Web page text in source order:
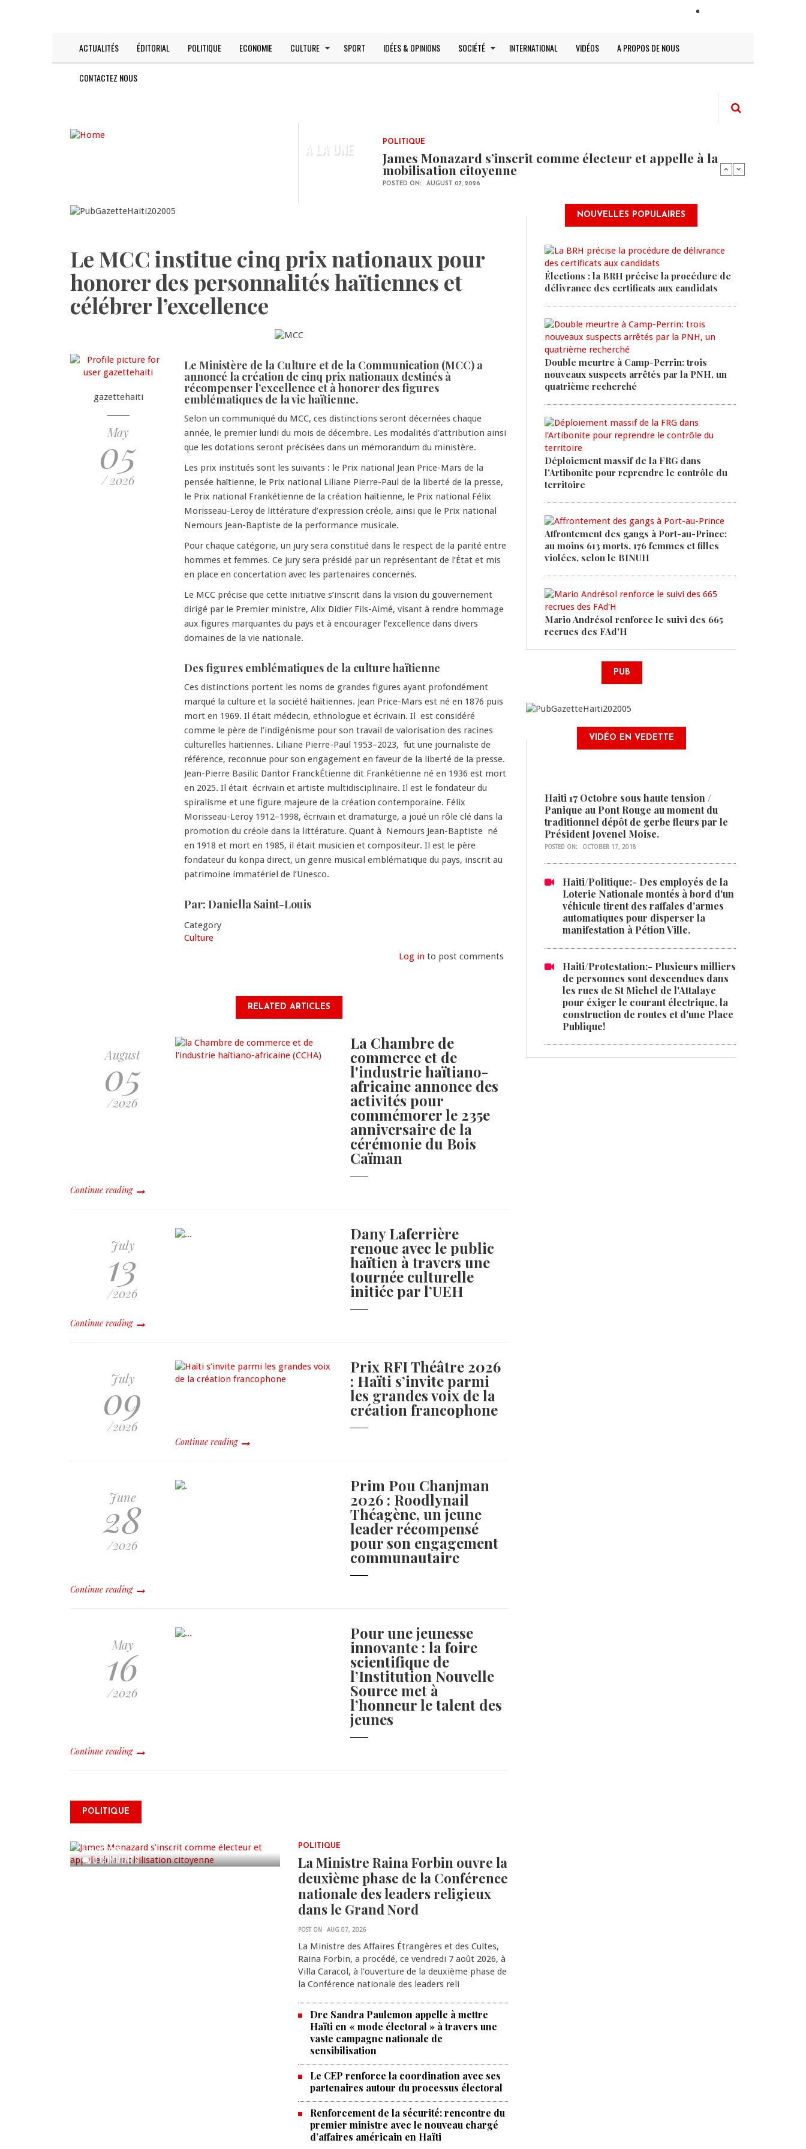
Main
navigation
ACTUALITÉS ÉDITORIAL POLITIQUE ECONOMIE CULTURE SPORT IDÉES & OPINIONS SOCIÉTÉ INTERNATIONAL VIDÉOS A PROPOS DE NOUS
CONTACTEZ NOUS
A LA UNE POLITIQUE
James Monazard s’inscrit comme électeur et appelle à la
mobilisation citoyenne
POSTED ON: AUGUST 07, 2026
Le MCC institue cinq prix nationaux pour
honorer des personnalités haïtiennes et
célébrer l’excellence
gazettehaiti
May
05
/ 2026
Le Ministère de la Culture et de la Communication (MCC) a
annoncé la création de cinq prix nationaux destinés à
récompenser l’excellence et à honorer des figures
emblématiques de la vie haïtienne.
Selon un communiqué du MCC, ces distinctions seront décernées chaque
année, le premier lundi du mois de décembre. Les modalités d’attribution ainsi
que les dotations seront précisées dans un mémorandum du ministère.
Les prix institués sont les suivants : le Prix national Jean Price-Mars de la
pensée haïtienne, le Prix national Liliane Pierre-Paul de la liberté de la presse,
le Prix national Frankétienne de la création haïtienne, le Prix national Félix
Morisseau-Leroy de littérature d’expression créole, ainsi que le Prix national
Nemours Jean-Baptiste de la performance musicale.
Pour chaque catégorie, un jury sera constitué dans le respect de la parité entre
hommes et femmes. Ce jury sera présidé par un représentant de l’État et mis
en place en concertation avec les partenaires concernés.
Le MCC précise que cette initiative s’inscrit dans la vision du gouvernement
dirigé par le Premier ministre, Alix Didier Fils-Aimé, visant à rendre hommage
aux figures marquantes du pays et à encourager l’excellence dans divers
domaines de la vie nationale.
Des figures emblématiques de la culture haïtienne
Ces distinctions portent les noms de grandes figures ayant profondément
marqué la culture et la société haïtiennes. Jean Price-Mars est né en 1876 puis
mort en 1969. Il était médecin, ethnologue et écrivain. Il est considéré
comme le père de l’indigénisme pour son travail de valorisation des racines
culturelles haïtiennes. Liliane Pierre-Paul 1953–2023, fut une journaliste de
référence, reconnue pour son engagement en faveur de la liberté de la presse.
Jean-Pierre Basilic Dantor FranckÉtienne dit Frankétienne né en 1936 est mort
en 2025. Il était écrivain et artiste multidisciplinaire. Il est le fondateur du
spiralisme et une figure majeure de la création contemporaine. Félix
Morisseau-Leroy 1912–1998, écrivain et dramaturge, a joué un rôle clé dans la
promotion du créole dans la littérature. Quant à Nemours Jean-Baptiste né
en 1918 et mort en 1985, il était musicien et compositeur. Il est le père
fondateur du konpa direct, un genre musical emblématique du pays, inscrit au
patrimoine immatériel de l’Unesco.
Par: Daniella Saint-Louis
Category
Culture
Log into post comments
RELATED ARTICLES
August
05
/2026
La Chambre de
commerce et de
l'industrie haïtiano-
africaine annonce des
activités pour
commémorer le 235e
anniversaire de la
cérémonie du Bois
Caïman
Continue reading
July
13
/2026
Dany Laferrière
renoue avec le public
haïtien à travers une
tournée culturelle
initiée par l’UEH
Continue reading
July
09
/2026
Prix RFI Théâtre 2026
: Haïti s’invite parmi
les grandes voix de la
création francophone
Continue reading
June
28
/2026
Prim Pou Chanjman
2026 : Roodlynail
Théagène, un jeune
leader récompensé
pour son engagement
communautaire
Continue reading
May
16
/2026
Pour une jeunesse
innovante : la foire
scientifique de
l’Institution Nouvelle
Source met à
l’honneur le talent des
jeunes
Continue reading
POLITIQUE
0 COMMENTS
James Monazard s’inscrit
comme électeur et appelle à
AUG 07, 2026
POLITIQUE
La Ministre Raina Forbin ouvre la
deuxième phase de la Conférence
nationale des leaders religieux
dans le Grand Nord
POST ON AUG 07, 2026
La Ministre des Affaires Étrangères et des Cultes,
Raina Forbin, a procédé, ce vendredi 7 août 2026, à
Villa Caracol, à l'ouverture de la deuxième phase de
la Conférence nationale des leaders reli
Dre Sandra Paulemon appelle à mettre
Haïti en « mode électoral » à travers une
vaste campagne nationale de
sensibilisation
Le CEP renforce la coordination avec ses
partenaires autour du processus électoral
Renforcement de la sécurité: rencontre du
premier ministre avec le nouveau chargé
d’affaires américain en Haïti
NOUVELLES POPULAIRES
Élections : la BRH précise la procédure de
délivrance des certificats aux candidats
Double meurtre à Camp-Perrin: trois
nouveaux suspects arrêtés par la PNH, un
quatrième recherché
Déploiement massif de la FRG dans
l'Artibonite pour reprendre le contrôle du
territoire
Affrontement des gangs à Port-au-Prince:
au moins 613 morts, 176 femmes et filles
violées, selon le BINUH
Mario Andrésol renforce le suivi des 665
recrues des FAd'H
PUB
VIDÉO EN VEDETTE
Haiti 17 Octobre sous haute tension /
Panique au Pont Rouge au moment du
traditionnel dépôt de gerbe fleurs par le
Président Jovenel Moise.
POSTED ON: OCTOBER 17, 2018
Haiti/Politique:- Des employés de la
Loterie Nationale montés à bord d'un
véhicule tirent des raffales d'armes
automatiques pour disperser la
manifestation à Pétion Ville.
Haiti/Protestation:- Plusieurs milliers
de personnes sont descendues dans
les rues de St Michel de l'Attalaye
pour éxiger le courant électrique, la
construction de routes et d'une Place
Publique!